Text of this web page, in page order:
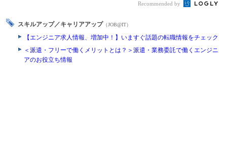
Recommended by
スキルアップ／キャリアアップ （JOB@IT）
【エンジニア求人情報、増加中！】いますぐ話題の転職情報をチェック
＜派遣・フリーで働くメリットとは？＞派遣・業務委託で働くエンジニ
アのお役立ち情報